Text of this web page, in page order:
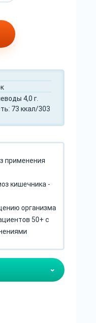
4,0 г.
73 ккал/303
применения
кишечника -
организма
50+ с